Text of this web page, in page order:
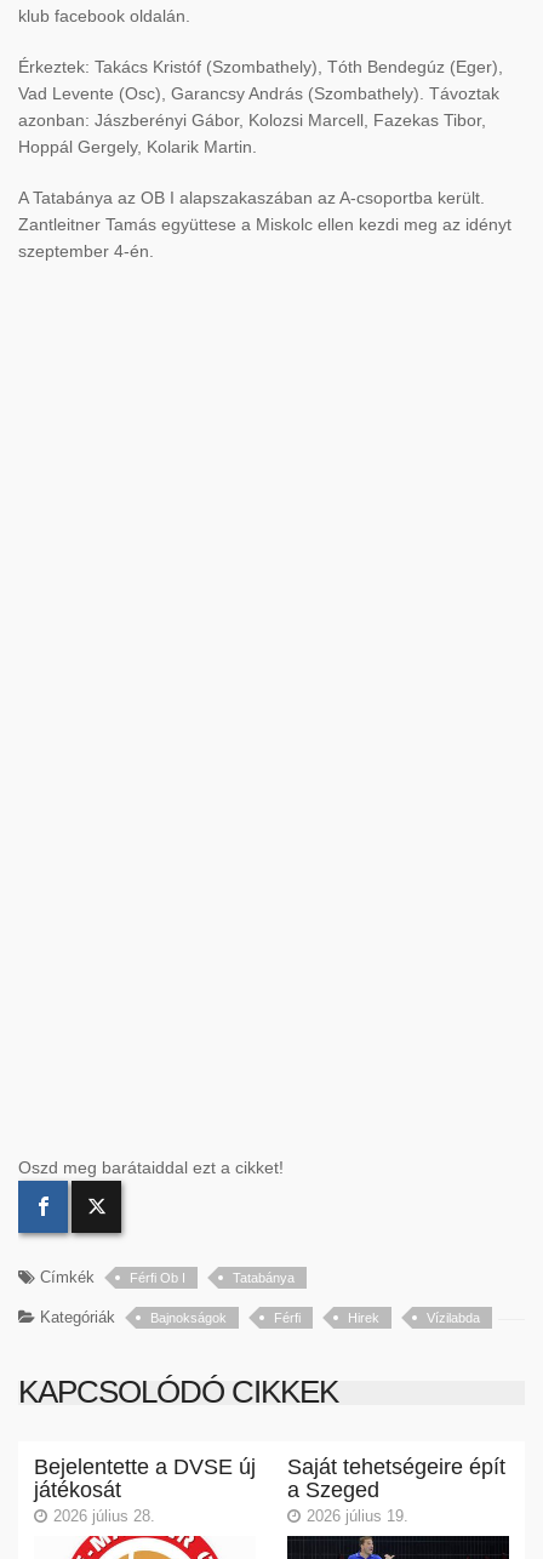
klub facebook oldalán.
Érkeztek: Takács Kristóf (Szombathely), Tóth Bendegúz (Eger),
Vad Levente (Osc), Garancsy András (Szombathely). Távoztak
azonban: Jászberényi Gábor, Kolozsi Marcell, Fazekas Tibor,
Hoppál Gergely, Kolarik Martin.
A Tatabánya az OB I alapszakaszában az A-csoportba került.
Zantleitner Tamás együttese a Miskolc ellen kezdi meg az idényt
szeptember 4-én.
Oszd meg barátaiddal ezt a cikket!
Címkék Férfi Ob I Tatabánya
Kategóriák Bajnokságok Férfi Hirek Vízilabda
KAPCSOLÓDÓ CIKKEK
Bejelentette a DVSE új
játékosát
2026 július 28.
Saját tehetségeire épít
a Szeged
2026 július 19.